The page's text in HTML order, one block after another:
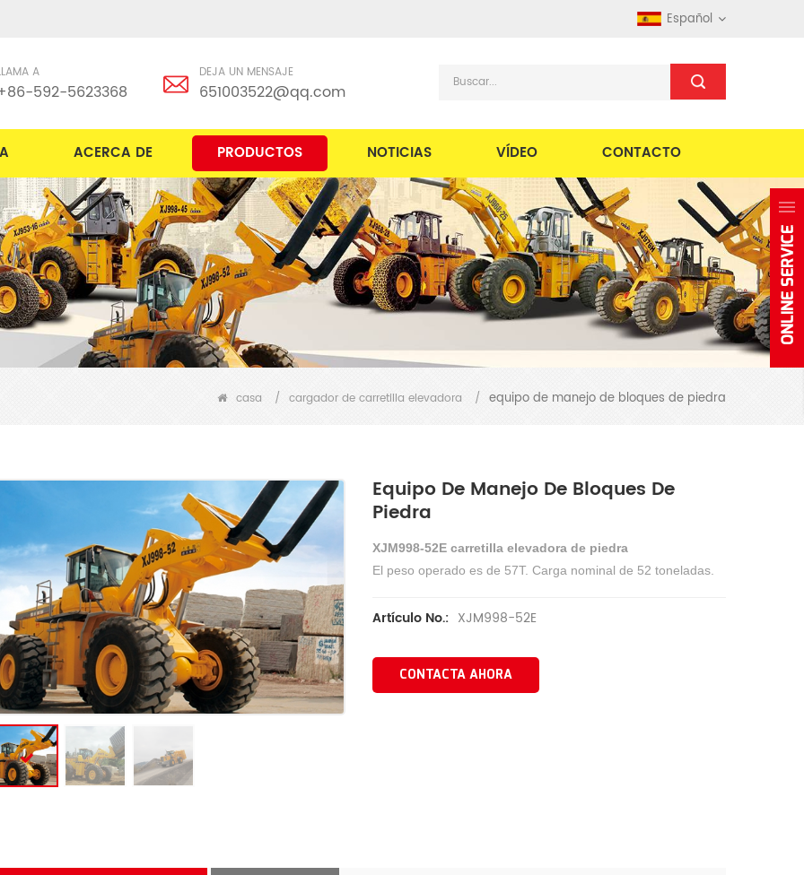
Español
A
592-5623368
DEJA UN MENSAJE
651003522@qq.com
ACERCA DE PRODUCTOS NOTICIAS VÍDEO CONTACTO
casa / cargador de carretilla elevadora / equipo de manejo de bloques de piedra
Equipo De Manejo De Bloques De
Piedra
XJM998-52E carretilla elevadora de piedra
El peso operado es de 57T. Carga nominal de 52 toneladas.
Artículo No.: XJM998-52E
CONTACTA AHORA